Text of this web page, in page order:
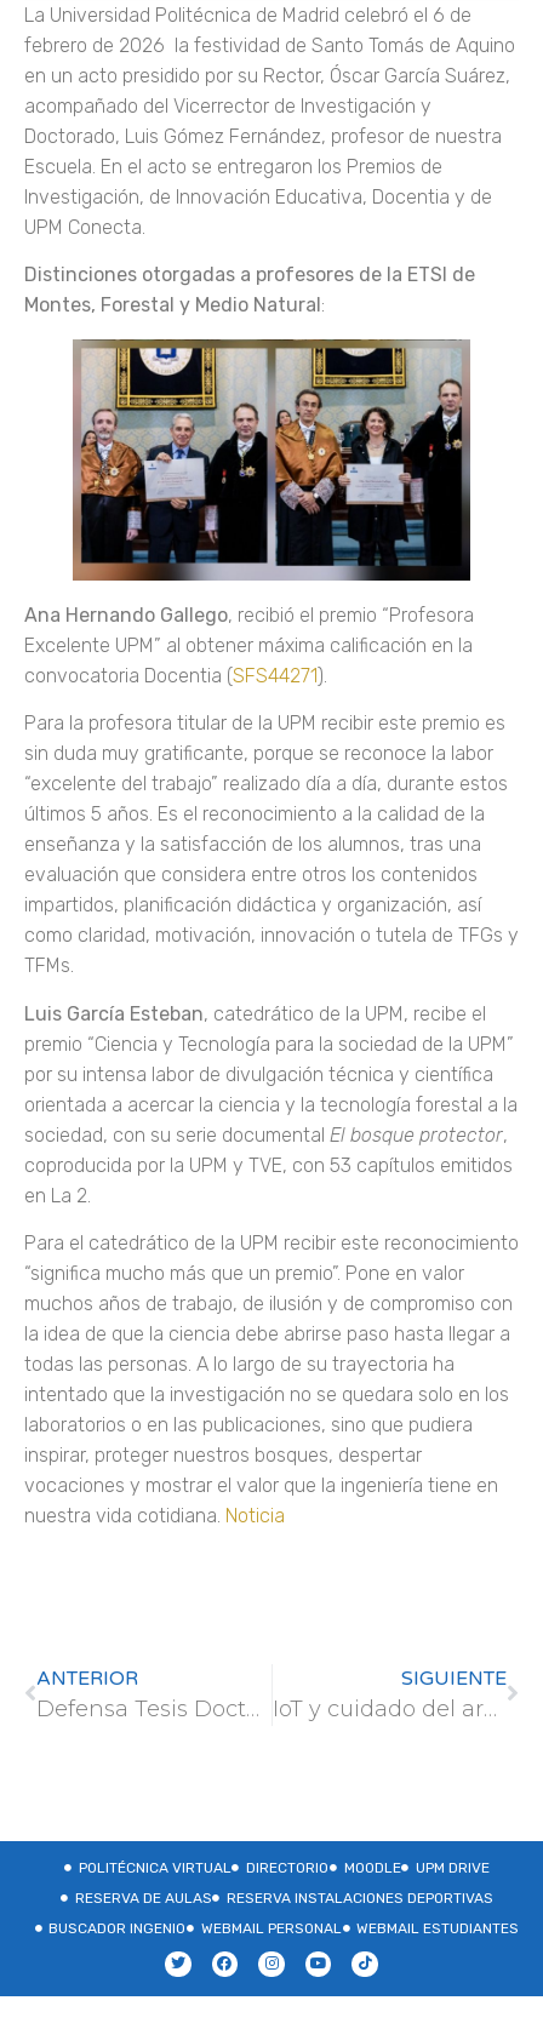
La Universidad Politécnica de Madrid celebró el 6 de
febrero de 2026 la festividad de Santo Tomás de Aquino
en un acto presidido por su Rector, Óscar García Suárez,
acompañado del Vicerrector de Investigación y
Doctorado, Luis Gómez Fernández, profesor de nuestra
Escuela. En el acto se entregaron los Premios de
Investigación, de Innovación Educativa, Docentia y de
UPM Conecta.
Distinciones otorgadas a profesores de la ETSI de
Montes, Forestal y Medio Natural :
Ana Hernando Gallego, recibió el premio “Profesora
Excelente UPM” al obtener máxima calificación en la
convocatoria Docentia (SFS44271).
Para la profesora titular de la UPM recibir este premio es
sin duda muy gratificante, porque se reconoce la labor
“excelente del trabajo” realizado día a día, durante estos
últimos 5 años. Es el reconocimiento a la calidad de la
enseñanza y la satisfacción de los alumnos, tras una
evaluación que considera entre otros los contenidos
impartidos, planificación didáctica y organización, así
como claridad, motivación, innovación o tutela de TFGs y
TFMs.
Luis García Esteban, catedrático de la UPM, recibe el
premio “Ciencia y Tecnología para la sociedad de la UPM”
por su intensa labor de divulgación técnica y científica
orientada a acercar la ciencia y la tecnología forestal a la
sociedad, con su serie documental El bosque protector,
coproducida por la UPM y TVE, con 53 capítulos emitidos
en La 2.
Para el catedrático de la UPM recibir este reconocimiento
“significa mucho más que un premio”. Pone en valor
muchos años de trabajo, de ilusión y de compromiso con
la idea de que la ciencia debe abrirse paso hasta llegar a
todas las personas. A lo largo de su trayectoria ha
intentado que la investigación no se quedara solo en los
laboratorios o en las publicaciones, sino que pudiera
inspirar, proteger nuestros bosques, despertar
vocaciones y mostrar el valor que la ingeniería tiene en
nuestra vida cotidiana. Noticia
ANTERIOR
Defensa Tesis Doctoral – Elvira Domínguez Ares – 20 febrero 2026
SIGUIENTE
IoT y cuidado del arbolado urbano. El profesor Carlos Calderón lo explica en ABC
POLITÉCNICA VIRTUAL DIRECTORIO MOODLE
UPM DRIVE
RESERVA DE AULAS
RESERVA INSTALACIONES DEPORTIVAS
BUSCADOR INGENIO
WEBMAIL PERSONAL WEBMAIL ESTUDIANTES